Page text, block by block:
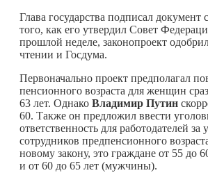
Глава государства подписал документ
того, как его утвердил Совет
прошлой неделе, законопроект
чтении и Госдума.
Первоначально проект предполагал
пенсионного возраста для женщин
63 лет. Однако Владимир Путин
60. Также он предложил ввести
ответственность для работодателей за
сотрудников предпенсионного
новому закону, это граждане от 55 до
и от 60 до 65 лет (мужчины).